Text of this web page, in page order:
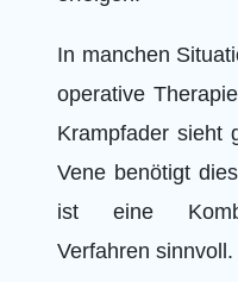
In manchen
operative
Krampfader sieht
Vene benötigt
ist eine
Verfahren sinnvoll.